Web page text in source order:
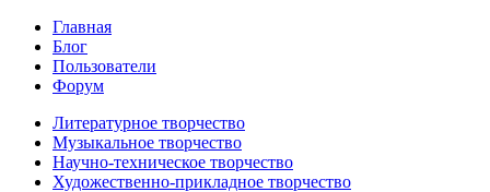
Главная
Блог
Пользователи
Форум
Литературное творчество
Музыкальное творчество
Научно-техническое творчество
Художественно-прикладное творчество